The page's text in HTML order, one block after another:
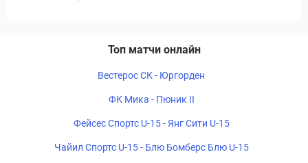
Топ матчи онлайн
Вестерос СК - Юргорден
ФК Мика - Пюник II
Фейсес Спортс U-15 - Янг Сити U-15
Чайил Спортс U-15 - Блю Бомберс Блю U-15